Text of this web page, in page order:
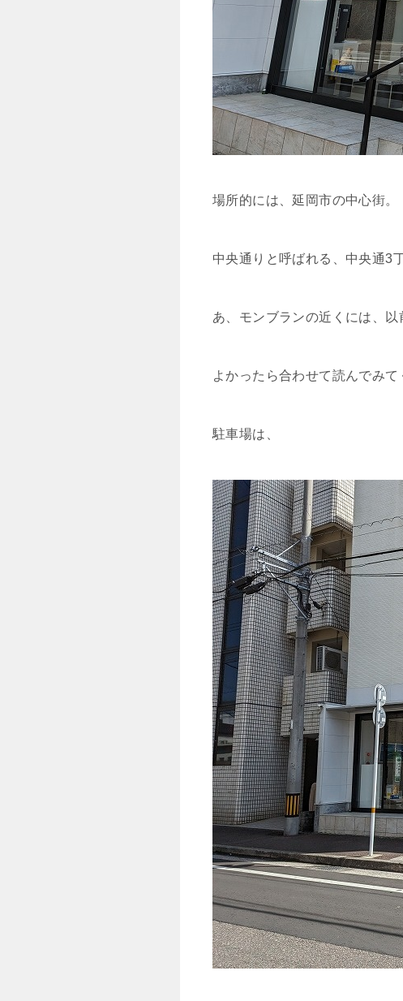
場所的には、延岡市の中心街。
中央通りと呼ばれる、中央通3
あ、モンブランの近くには、
よかったら合わせて読んでみて
駐車場は、